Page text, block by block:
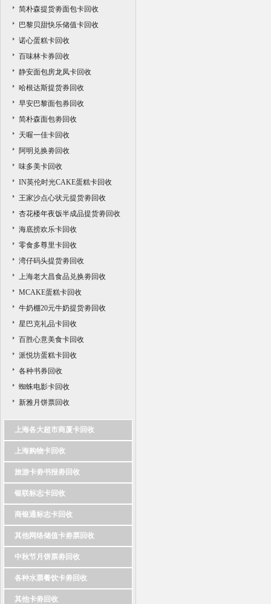
简朴森提货劵面包卡回收
巴黎贝甜快乐储值卡回收
诺心蛋糕卡回收
百味林卡券回收
静安面包房龙凤卡回收
哈根达斯提货券回收
早安巴黎面包券回收
简朴森面包劵回收
天喔一佳卡回收
阿明兑换劵回收
味多美卡回收
IN英伦时光CAKE蛋糕卡回收
王家沙点心状元提货劵回收
杏花楼年夜饭半成品提货劵回收
海底捞欢乐卡回收
零食多尊里卡回收
湾仔码头提货劵回收
上海老大昌食品兑换劵回收
MCAKE蛋糕卡回收
牛奶棚20元牛奶提货劵回收
星巴克礼品卡回收
百胜心意美食卡回收
派悦坊蛋糕卡回收
各种书券回收
蜘蛛电影卡回收
新雅月饼票回收
上海各大超市商厦卡回收
上海购物卡回收
旅游卡劵书报劵回收
银联标志卡回收
商银通标志卡回收
其他网络储值卡劵票回收
中秋节月饼票劵回收
各种水票餐饮卡劵回收
其他卡劵回收